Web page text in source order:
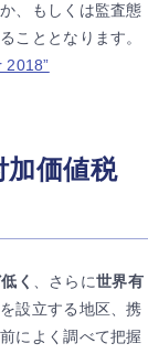
、もしくは監査態
こととなります。
2018”
加価値税
く 、さらに世界有
設立する地区、携
によく調べて把握